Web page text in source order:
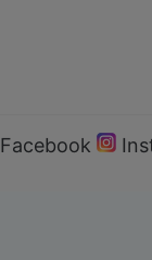
Facebook